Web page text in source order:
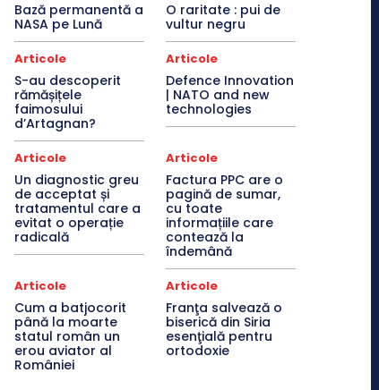
Bază permanentă a
NASA pe Lună
O raritate : pui de
vultur negru
Articole
S-au descoperit
rămășițele
faimosului
d’Artagnan?
Articole
Defence Innovation
| NATO and new
technologies
Articole
Un diagnostic greu
de acceptat și
tratamentul care a
evitat o operație
radicală
Articole
Factura PPC are o
pagină de sumar,
cu toate
informațiile care
contează la
îndemână
Articole
Cum a batjocorit
până la moarte
statul român un
erou aviator al
României
Articole
Franţa salvează o
biserică din Siria
esenţială pentru
ortodoxie